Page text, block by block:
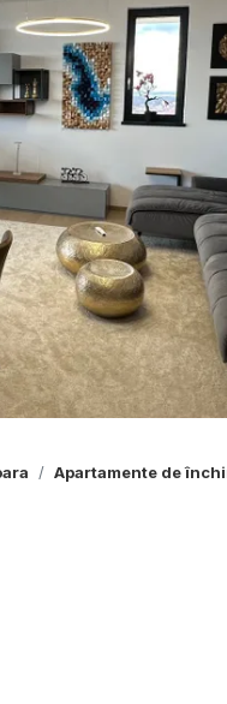
Apartamente de